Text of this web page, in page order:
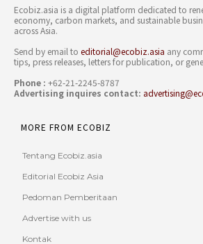
Ecobiz.asia is a digital platform dedicated to
economy, carbon markets, and sustainable
across Asia.
Send by email to editorial@ecobiz.asia any
tips, press releases, letters for publication, or
Phone : +62-21-2245-8787
Advertising inquires contact:
MORE FROM ECOBIZ
Tentang Ecobiz.asia
Editorial Ecobiz Asia
Pedoman Pemberitaan
Advertise with us
Kontak